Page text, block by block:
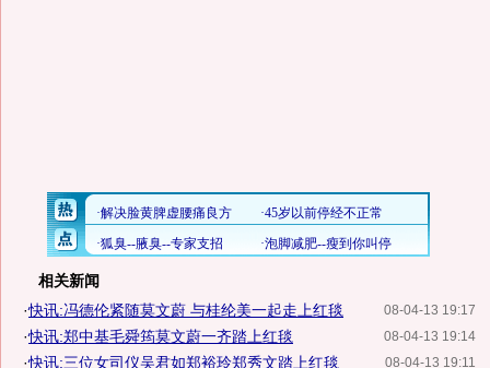
相关新闻
08-04-13 19:17
·快讯:冯德伦紧随莫文蔚 与桂纶美一起走上红毯
08-04-13 19:14
·快讯:郑中基毛舜筠莫文蔚一齐踏上红毯
08-04-13 19:11
·快讯:三位女司仪吴君如郑裕玲郑秀文踏上红毯